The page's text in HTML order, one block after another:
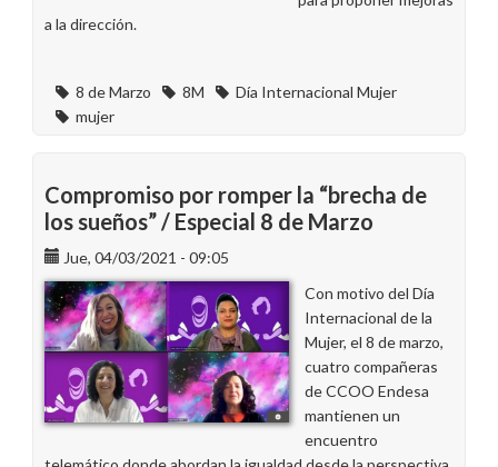
a la dirección.
8 de Marzo 8M
Día Internacional Mujer
mujer
Compromiso por romper la “brecha de
los sueños” / Especial 8 de Marzo
Jue, 04/03/2021 - 09:05
Con motivo del Día
Internacional de la
Mujer, el 8 de marzo,
cuatro compañeras
de CCOO Endesa
mantienen un
encuentro